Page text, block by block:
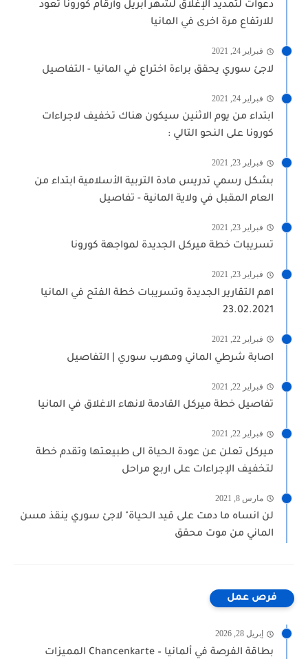
دعوات لتمديد الإغلاق لشهر ابريل وأرقام كورونا تعود
للارتفاع مرة اخرى في المانيا
فبراير 24, 2021
لاجئ سوري يحقق براءة اختراع في المانيا - التفاصيل
فبراير 24, 2021
ابتداء من يوم الاثنين سيكون هناك تخفيف لاجراءات
كورونا على النحو التالي :
فبراير 23, 2021
بشكل رسمي تدريس مادة التربية الأسلامية ابتداء من
العام المقبل في ولاية المانية - تفاصيل
فبراير 23, 2021
تسريبات خطة ميركل الجديدة لمواجهة كورونا
فبراير 23, 2021
اهم التقارير الجديدة وتسريبات خطة الفتح في المانيا
23.02.2021
فبراير 22, 2021
اصابة شرطي الماني ومهرب سوري | التفاصيل
فبراير 22, 2021
تفاصيل خطة ميركل القادمة لانهاء الاغلاق في المانيا
فبراير 22, 2021
ميركل تعلن عن عودة الحياة الى طبيعتها وتقدم خطة
لتخفيف الإجراءات على اربع مراحل
مارس 8, 2021
لن انساه ما دمت على قيد الحياة" لاجئ سوري ينقذ مسن
الماني من موت محقق
فرص عمل
إبريل 28, 2026
بطاقة الفرصة في ألمانيا – Chancenkarte المميزات